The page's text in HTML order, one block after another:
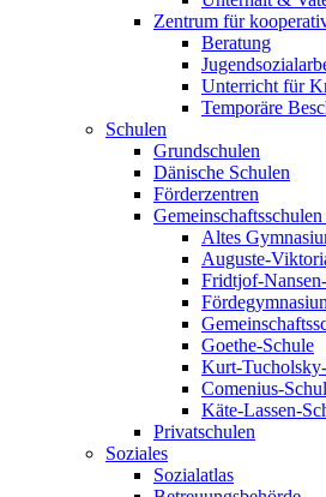
Zentrum für
Beratung
Unterricht für
Temporäre
Schulen
Grundschulen
Dänische Schulen
Förderzentren
Altes
Auguste-
Fridtjof-
Goethe-Schule
Kurt-
Comenius-
Käte-Lassen-
Privatschulen
Soziales
Sozialatlas